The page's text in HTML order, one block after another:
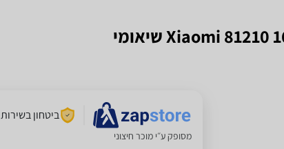
ביטחון בשירות
מסופק ע״י מוכר חיצוני